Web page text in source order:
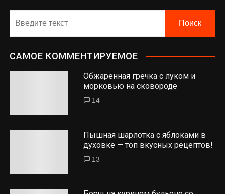
САМОЕ КОММЕНТИРУЕМОЕ
Обжаренная гречка с луком и
морковью на сковороде
14
Пышная шарлотка с яблоками в
духовке — топ вкусных рецептов!
13